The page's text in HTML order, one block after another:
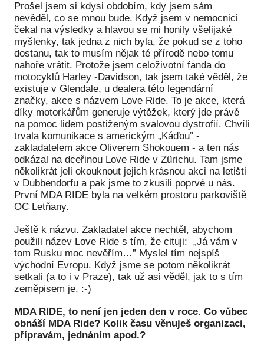
O
Prošel jsem si kdysi obdobím, kdy jsem sám
nevěděl, co se mnou bude. Když jsem v nemocnici
čekal na výsledky a hlavou se mi honily všelijaké
myšlenky, tak jedna z nich byla, že pokud se z toho
dostanu, tak to musím nějak té přírodě nebo tomu
nahoře vrátit. Protože jsem celoživotní fanda do
motocyklů Harley -Davidson, tak jsem také věděl, že
existuje v Glendale, u dealera této legendární
značky, akce s názvem Love Ride. To je akce, která
díky motorkářům generuje výtěžek, který jde právě
na pomoc lidem postiženým svalovou dystrofií. Chvíli
trvala komunikace s americkým „Káďou” -
zakladatelem akce Oliverem Shokouem - a ten nás
odkázal na dceřinou Love Ride v Zürichu. Tam jsme
několikrát jeli okouknout jejich krásnou akci na letišti
v Dubbendorfu a pak jsme to zkusili poprvé u nás.
První MDA RIDE byla na velkém prostoru parkoviště
OC Letňany.
Ještě k názvu. Zakladatel akce nechtěl, abychom
použili název Love Ride s tím, že cituji: „Já vám v
tom Rusku moc nevěřím…” Myslel tím nejspíš
východní Evropu. Když jsme se potom několikrát
setkali (a to i v Praze), tak už asi věděl, jak to s tím
zeměpisem je. :-)
MDA RIDE, to není jen jeden den v roce. Co vůbec
obnáší MDA Ride? Kolik času věnuješ organizaci,
přípravám, jednáním apod.?